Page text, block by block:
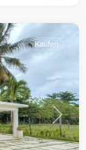
Weiter
Kaufen